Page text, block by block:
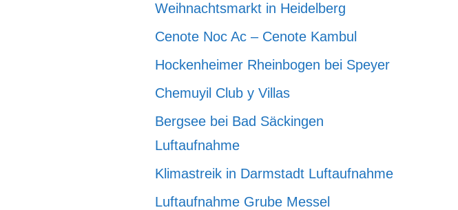
Weihnachtsmarkt in Heidelberg
Cenote Noc Ac – Cenote Kambul
Hockenheimer Rheinbogen bei Speyer
Chemuyil Club y Villas
Bergsee bei Bad Säckingen
Luftaufnahme
Klimastreik in Darmstadt Luftaufnahme
Luftaufnahme Grube Messel